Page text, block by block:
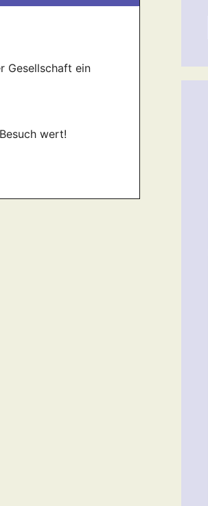
Gesellschaft ein
wert!